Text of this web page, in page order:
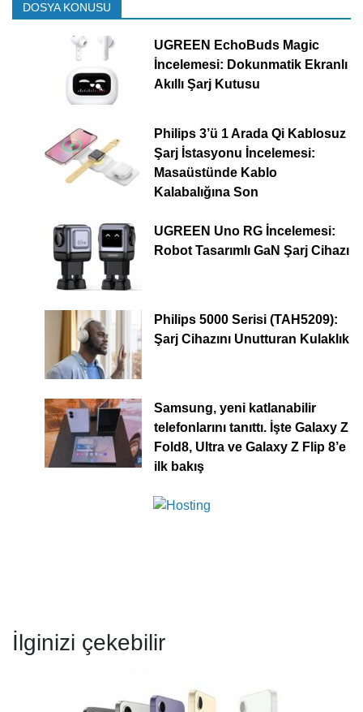
DOSYA KONUSU
UGREEN EchoBuds Magic
İncelemesi: Dokunmatik Ekranlı
Akıllı Şarj Kutusu
Philips 3’ü 1 Arada Qi Kablosuz
Şarj İstasyonu İncelemesi:
Masaüstünde Kablo
Kalabalığına Son
UGREEN Uno RG İncelemesi:
Robot Tasarımlı GaN Şarj Cihazı
Philips 5000 Serisi (TAH5209):
Şarj Cihazını Unutturan Kulaklık
Samsung, yeni katlanabilir
telefonlarını tanıttı. İşte Galaxy Z
Fold8, Ultra ve Galaxy Z Flip 8’e
ilk bakış
İlginizi çekebilir